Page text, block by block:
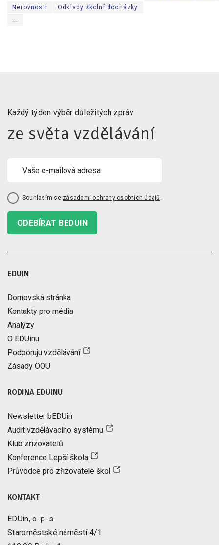
Nerovnosti
Odklady školní docházky
...
Každý týden výběr důležitých zpráv
ze světa vzdělávání
Souhlasím se zásadami ochrany osobních údajů .
ODEBÍRAT BEDUIN
EDUIN
Domovská stránka
Kontakty pro média
Analýzy
O EDUinu
Podporuju vzdělávání
Zásady OOU
RODINA EDUINU
Newsletter bEDUin
Audit vzdělávacího systému
Klub zřizovatelů
Konference Lepší škola
Průvodce pro zřizovatele škol
KONTAKT
EDUin, o. p. s.
Staroměstské náměstí 4/1